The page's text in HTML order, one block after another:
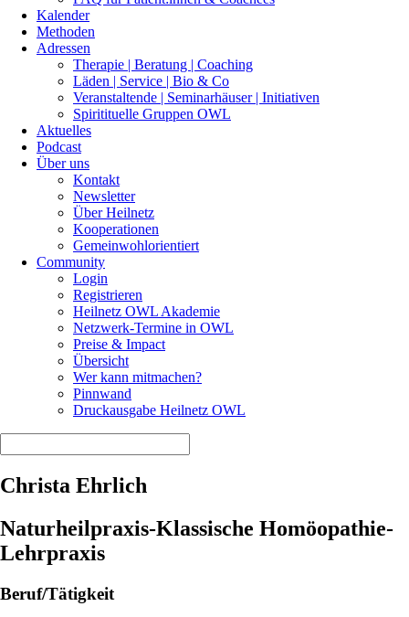
Kalender
Methoden
Adressen
Therapie | Beratung | Coaching
Läden | Service | Bio & Co
Veranstaltende | Seminarhäuser | Initiativen
Spiritituelle Gruppen OWL
Aktuelles
Podcast
Über uns
Kontakt
Newsletter
Über Heilnetz
Kooperationen
Gemeinwohlorientiert
Community
Login
Registrieren
Heilnetz OWL Akademie
Netzwerk-Termine in OWL
Preise & Impact
Übersicht
Wer kann mitmachen?
Pinnwand
Druckausgabe Heilnetz OWL
Christa Ehrlich
Naturheilpraxis-Klassische Homöopathie-
Lehrpraxis
Beruf/Tätigkeit